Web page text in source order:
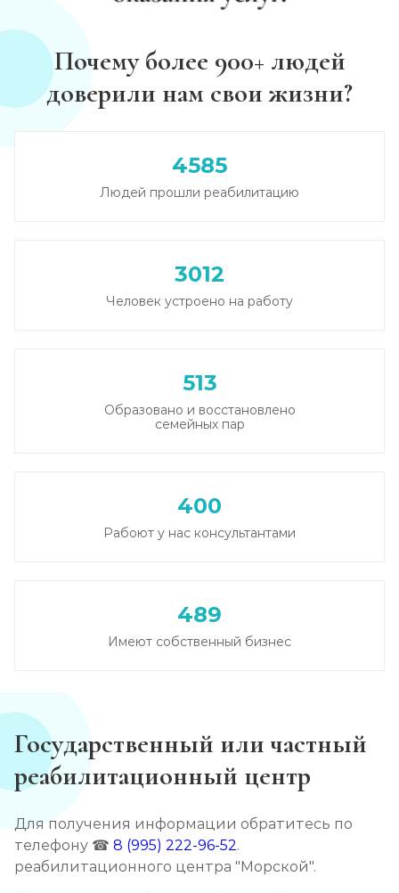
Анализы на наркотики
от 600 ₽ Записаться
Нарколог на дом (при наркомании)
Записаться
Каннабиоидная детоксикация
Лечение наркомании (стационар, в сутки)
Записаться
Лечение зависимости от героина
от 4 650 ₽ Записаться
Лечение зависимости от амфетамина
от 4 300 ₽ Записаться
Почему более 900+ людей
доверили нам свои жизни?
4585
Людей прошли реабилитацию
3012
Человек устроено на работу
513
Образовано и восстановлено
семейных пар
400
Рабоют у нас консультантами
489
Имеют собственный бизнес
Государственный или частный
реабилитационный центр
Для получения информации обратитесь по
телефону ☎ 8 (995) 222-96-52.
реабилитационного центра "Морской".